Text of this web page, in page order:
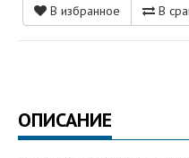
В избранное В
ОПИСАНИЕ